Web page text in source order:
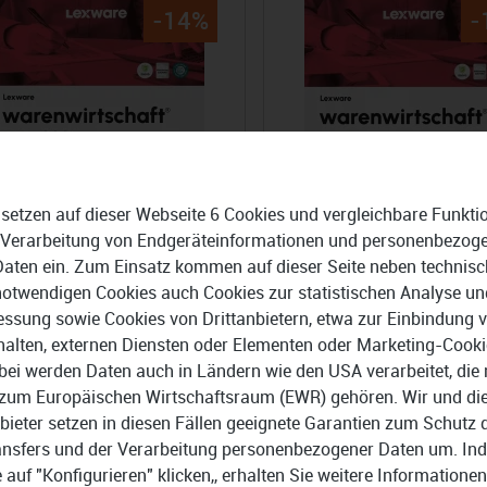
-14%
warenwirtschaft pro
- Abonnement
€ 783,97 €
-
Lexware warenwirtschaft
2026 - Jahresversion
804,99 €945,93 €
auf dieser Webseite 6 Cookies und vergleichbare
von Endgeräteinformationen und
ein. Zum Einsatz kommen auf dieser Seite neben
Cookies auch Cookies zur statistischen Analyse
sowie Cookies von Drittanbietern, etwa zur Einbindung
externen Diensten oder Elementen oder Marketing-
werden Daten auch in Ländern wie den USA verarbeitet, die
Europäischen Wirtschaftsraum (EWR) gehören. Wir und
setzen in diesen Fällen geeignete Garantien zum Schutz
und der Verarbeitung personenbezogener Daten um.
auf "Konfigurieren" klicken,, erhalten Sie weitere